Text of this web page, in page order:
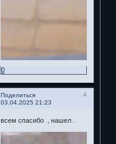
0
Поделиться
4
03.04.2025 21:23
всем спасибо , нашел .